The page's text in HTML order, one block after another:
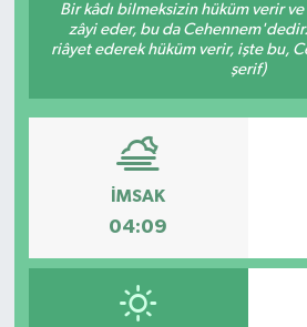
Bir kâdı bilmeksizin hüküm verir ve
zâyi eder, bu da Cehennem'dedir.
riâyet ederek hüküm verir, işte bu,
şerif)
İMSAK
04:09